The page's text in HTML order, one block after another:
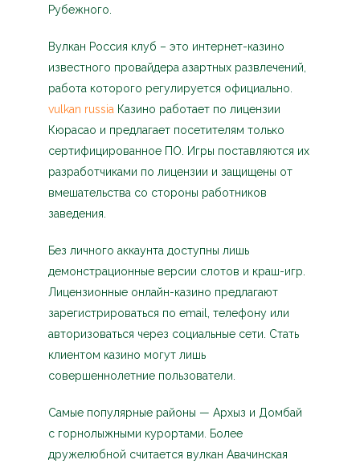
Рубежного.
Вулкан Россия клуб – это интернет-казино
известного провайдера азартных развлечений,
работа которого регулируется официально.
vulkan russia Казино работает по лицензии
Кюрасао и предлагает посетителям только
сертифицированное ПО. Игры поставляются их
разработчиками по лицензии и защищены от
вмешательства со стороны работников
заведения.
Без личного аккаунта доступны лишь
демонстрационные версии слотов и краш-игр.
Лицензионные онлайн-казино предлагают
зарегистрироваться по email, телефону или
авторизоваться через социальные сети. Стать
клиентом казино могут лишь
совершеннолетние пользователи.
Самые популярные районы — Архыз и Домбай
с горнолыжными курортами. Более
дружелюбной считается вулкан Авачинская